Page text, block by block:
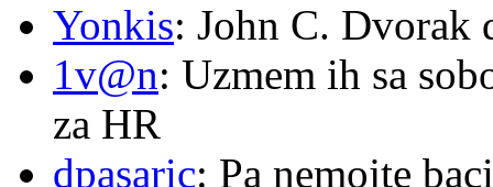
Yonkis: John C. Dvorak
1v@n: Uzmem ih sa
za HR
dpasaric: Pa nemojte